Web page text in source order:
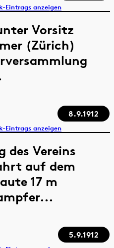
Eintrags anzeigen
Vorsitz
(Zürich)
8.9.1912
Eintrags anzeigen
des Vereins
auf dem
17 m
5.9.1912